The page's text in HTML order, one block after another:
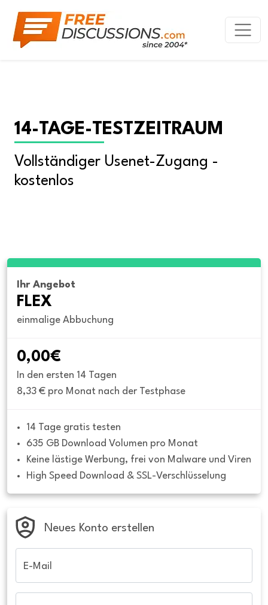
14-TAGE-TESTZEITRAUM
Vollständiger Usenet-Zugang -
kostenlos
Ihr Angebot
FLEX
einmalige Abbuchung
0,00€
In den ersten 14 Tagen
8,33 € pro Monat nach der Testphase
14 Tage gratis testen
635 GB Download Volumen pro Monat
Keine lästige Werbung, frei von Malware und Viren
High Speed Download & SSL-Verschlüsselung
Neues Konto erstellen
E-Mail